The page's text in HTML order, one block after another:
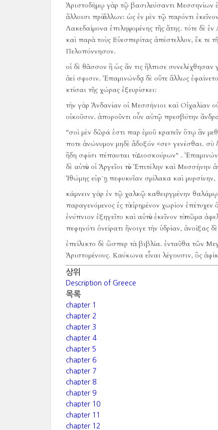
Ἀριστοδήμῳ γὰρ τῷ βασιλεύσαντι Μεσσηνίων
ἄλλοισι πρὸ ἄλλων: ὡς ἐν μὲν τῷ παρόντι
Λακεδαίμονα ἐπιληψομένης τῆς ἄτης. τότε δὲ ἐν
καὶ παρὰ τοὺς Εὐεσπερίτας ἀπέστελλον, ἔκ τε
Πελοπόννησον.
οἱ δὲ θᾶσσον ἢ ὡς ἄν τις ἤλπισε συνελέχθησαν
ἀεί σφισιν. Ἐπαμινώνδᾳ δὲ οὔτε ἄλλως
κτίσαι τῆς χώρας ἐξευρίσκει:
τὴν γὰρ Ἀνδανίαν οἱ Μεσσήνιοι καὶ Οἰχαλίαν
οἰκοῦσιν. ἀποροῦντι οὖν αὐτῷ πρεσβύτην
"σοὶ μὲν δῶρά ἐστι παρ ἐμοῦ κρατεῖν ὅτῳ ἂν
ποτε ἀνώνυμον μηδὲ ἄδοξόν <σε> γενέσθαι. σὺ
ἤδη σφίσι πέπαυται τὸ Διοσκούρων" .
δὲ αὐτὸν οἱ Ἀργεῖοι τὸν Ἐπιτέλην καὶ Μεσσήνην
Ἰθώμης εὑρ´ῃ πεφυκυῖαν σμίλακα καὶ
κάμνειν γὰρ ἐν τῷ χαλκῷ καθειργμένην
παραγενόμενος ἐς τὸ εἰρημένον χωρίον
ἐνύπνιον ἐξηγεῖτο καὶ αὐτὸν ἐκεῖνον τὸ πῶμα
πεφηνότι ὀνείρατι ἤνοιγε τὴν ὑδρίαν, ἀνοίξας
ἐπείλικτο δὲ ὥσπερ τὰ βιβλία. ἐνταῦθα τῶν
Ἀριστομένους. Καύκωνα εἶναι λέγουσιν, ὃς
상위
Description of Greece
목록
chapter 1
chapter 2
chapter 3
chapter 4
chapter 5
chapter 6
chapter 7
chapter 8
chapter 9
chapter 10
chapter 11
chapter 12